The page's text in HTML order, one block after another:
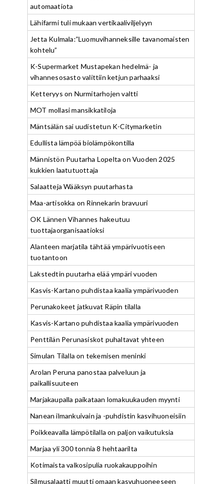
automaatiota
Lähifarmi tuli mukaan vertikaaliviljelyyn
Jetta Kulmala:”Luomuvihanneksille tavanomaisten
kohtelu”
K-Supermarket Mustapekan hedelmä- ja
vihannesosasto valittiin ketjun parhaaksi
Ketteryys on Nurmitarhojen valtti
MOT mollasi mansikkatiloja
Mäntsälän sai uudistetun K-Citymarketin
Edullista lämpöä biolämpökontilla
Männistön Puutarha Lopelta on Vuoden 2025
kukkien laatutuottaja
Salaatteja Wääksyn puutarhasta
Maa-artisokka on Rinnekarin bravuuri
OK Lännen Vihannes hakeutuu
tuottajaorganisaatioksi
Alanteen marjatila tähtää ympärivuotiseen
tuotantoon
Lakstedtin puutarha elää ympäri vuoden
Kasvis-Kartano puhdistaa kaalia ympärivuoden
Perunakokeet jatkuvat Räpin tilalla
Kasvis-Kartano puhdistaa kaalia ympärivuoden
Penttilän Perunasiskot puhaltavat yhteen
Simulan Tilalla on tekemisen meninki
Arolan Peruna panostaa palveluun ja
paikallisuuteen
Marjakaupalla paikataan lomakuukauden myynti
Nanean ilmankuivain ja -puhdistin kasvihuoneisiin
Poikkeavalla lämpötilalla on paljon vaikutuksia
Marjaa yli 300 tonnia 8 hehtaarilta
Kotimaista valkosipulia ruokakauppoihin
Silmusalaatti muutti omaan kasvuhuoneeseen